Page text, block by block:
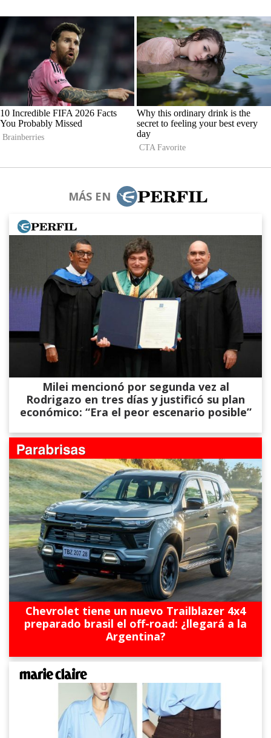
MÁS EN
Milei mencionó por segunda vez al
Rodrigazo en tres días y justificó su plan
económico: “Era el peor escenario posible”
Chevrolet tiene un nuevo Trailblazer 4x4
preparado brasil el off-road: ¿llegará a la
Argentina?